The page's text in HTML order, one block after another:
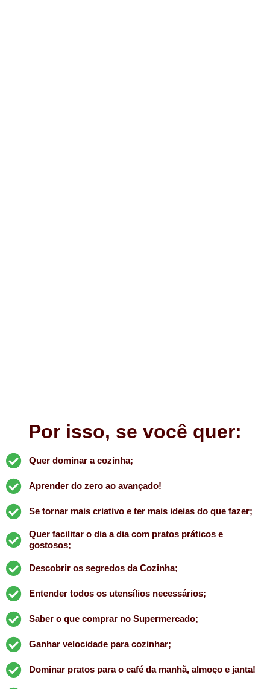
Por isso, se você quer:
Quer dominar a cozinha;
Aprender do zero ao avançado!
Se tornar mais criativo e ter mais ideias do que fazer;
Quer facilitar o dia a dia com pratos práticos e
gostosos;
Descobrir os segredos da Cozinha;
Entender todos os utensílios necessários;
Saber o que comprar no Supermercado;
Ganhar velocidade para cozinhar;
Dominar pratos para o café da manhã, almoço e janta!